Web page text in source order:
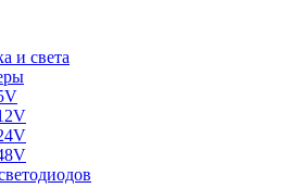
и света